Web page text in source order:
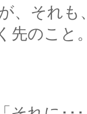
、それも
もうし